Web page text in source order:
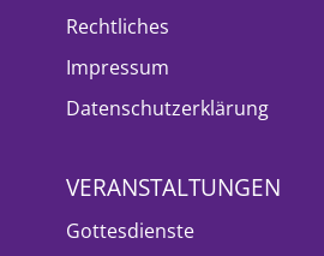
Rechtliches
Impressum
Datenschutzerklärung
VERANSTALTUNGEN
Gottesdienste